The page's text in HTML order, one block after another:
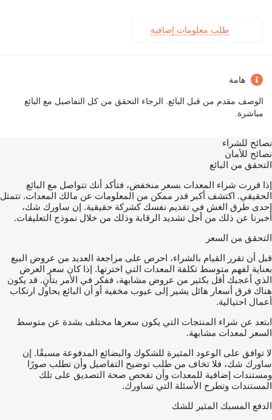
طلب معلومات إضافية
هامة
الوصف مقدم من قبل البائع. الرجاء التحقق من كل التفاصيل مع البائع
مباشرة.
نصائح للشراء
نصائح للأمان
التحقق من البائع
إذا قررت شراء المعدات بسعر منخفض، فتأكد أنك تتواصل مع البائع
الحقيقي. اكتشف أكبر قدر ممكن من المعلومات عن مالك المعدات. تتمثل
إحدى طرق الغش في تقديم نفسك كشركة حقيقية. إن ساورك شك،
أخبرنا عن ذلك من أجل تشديد الرقابة وذلك من خلال نموذج التعليقات.
التحقق من السعر
قبل أن تقرر القيام بالشراء، احرص على مراجعة العديد من عروض البيع
بعناية لفهم متوسط تكلفة المعدات التي اخترتها. إذا كان سعر العرض
الذي أعجبك أقل بكثير من عروض مشابهة، ففكر في الأمر بتأنٍ. قد يكون
هناك فرق أسعار هائل يشير إلى عيوب مخفية أو أن البائع يحاول ارتكاب
أعمال احتيالية.
ابتعد عن شراء المنتجات التي يكون سعرها مختلف بشدة عن متوسط
السعر لمعدات مشابهة.
لا توافق على الوعود المثيرة للشكوك والبضائع المدفوعة مسبقًا. إن
ساورك شك، فلا تخاف من طلب توضيح التفاصيل وأن تطلب صورًا
ومستندات إضافية للمعدات وأن تفحص صحة التصديق على تلك
المستندات وتطرح الأسئلة التي تساورك.
الدفع المسبك المثير للشك